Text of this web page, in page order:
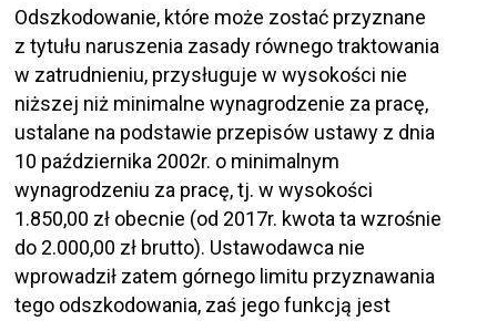
Odszkodowanie, które może zostać przyznane
z tytułu naruszenia zasady równego traktowania
w zatrudnieniu, przysługuje w wysokości nie
niższej niż minimalne wynagrodzenie za pracę,
ustalane na podstawie przepisów ustawy z dnia
10 października 2002r. o minimalnym
wynagrodzeniu za pracę, tj. w wysokości
1.850,00 zł obecnie (od 2017r. kwota ta wzrośnie
do 2.000,00 zł brutto). Ustawodawca nie
wprowadził zatem górnego limitu przyznawania
tego odszkodowania, zaś jego funkcją jest